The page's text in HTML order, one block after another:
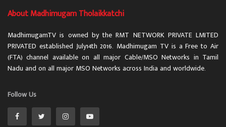
About Madhimugam Tholaikkatchi
MadhimugamTV is owned by the RMT NETWORK PRIVATE LMITED
PRIVATED established July14th 2016. Madhimugam TV is a Free to Air
(FTA) channel available on all major Cable/MSO Networks in Tamil
Nadu and on all major MSO Networks across India and worldwide.
Follow Us